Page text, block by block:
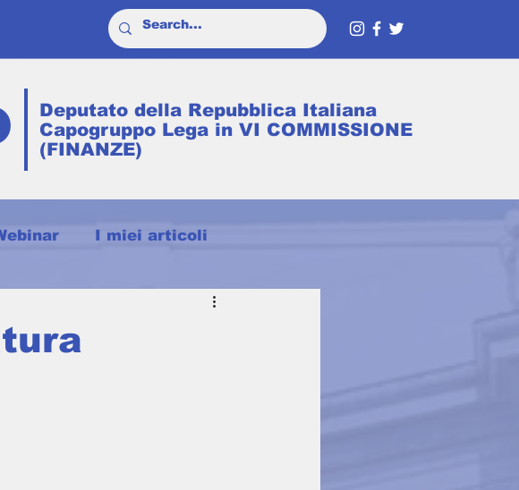
Deputato della Repubblica Italiana
Capogruppo Lega in VI COMMISSIONE
(FINANZE)
I miei articoli
Weekly News!